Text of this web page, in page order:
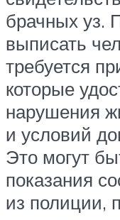
брачных уз.
выписать
требуется
которые
нарушения
и условий
Это могут
показания
из полиции,